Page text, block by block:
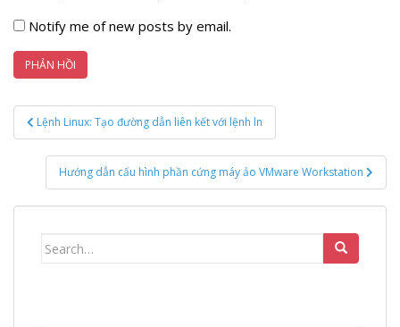
Notify me of new posts by email.
Điều
hướng
Lệnh Linux: Tạo đường dẫn liên kết với lệnh ln
Hướng dẫn cấu hình phần cứng máy ảo VMware Workstation
Search